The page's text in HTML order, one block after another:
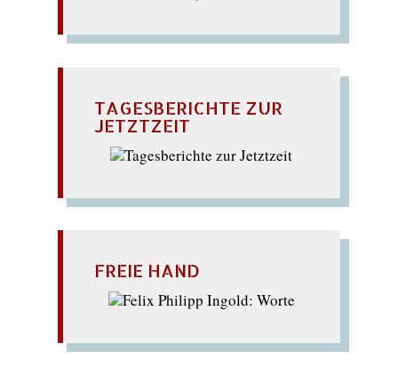
TAGESBERICHTE ZUR
JETZTZEIT
FREIE HAND